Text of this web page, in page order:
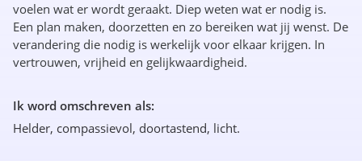
Ik word omschreven als:
Helder, compassievol, doortastend, licht.
voelen wat er wordt geraakt. Diep weten wat er nodig is.
Een plan maken, doorzetten en zo bereiken wat jij wenst. De
verandering die nodig is werkelijk voor elkaar krijgen. In
vertrouwen, vrijheid en gelijkwaardigheid.